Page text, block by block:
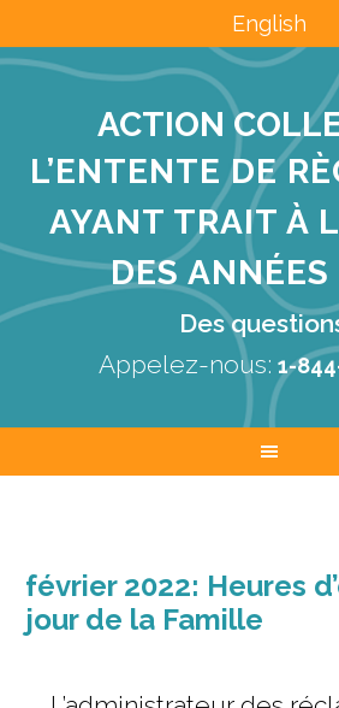
English
ACTION
L’ENTENTE DE
AYANT TRAIT À
DES
Des
Appelez-nous: 1-
février 2022: Heures
jour de la Famille